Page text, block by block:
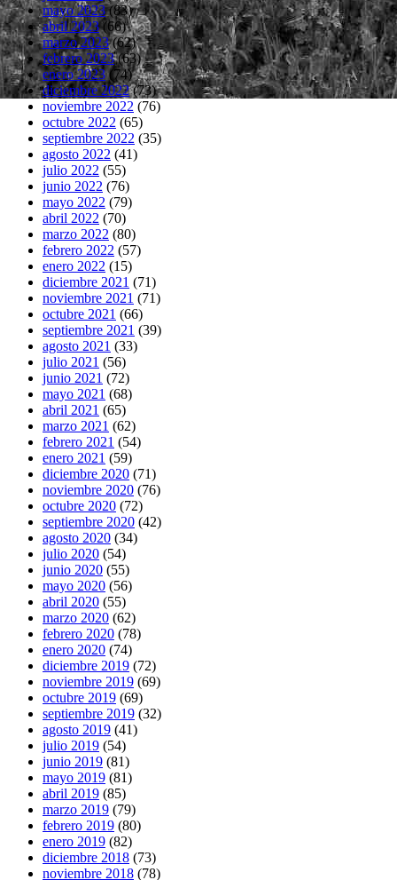
mayo 2023(83)
abril 2023(66)
marzo 2023(62)
febrero 2023(63)
enero 2023(74)
diciembre 2022(73)
noviembre 2022 (76)
octubre 2022 (65)
septiembre 2022 (35)
agosto 2022 (41)
julio 2022 (55)
junio 2022 (76)
mayo 2022 (79)
abril 2022 (70)
marzo 2022 (80)
febrero 2022 (57)
enero 2022 (15)
diciembre 2021 (71)
noviembre 2021 (71)
octubre 2021 (66)
septiembre 2021 (39)
agosto 2021 (33)
julio 2021 (56)
junio 2021 (72)
mayo 2021 (68)
abril 2021 (65)
marzo 2021 (62)
febrero 2021 (54)
enero 2021 (59)
diciembre 2020 (71)
noviembre 2020 (76)
octubre 2020 (72)
septiembre 2020 (42)
agosto 2020 (34)
julio 2020 (54)
junio 2020 (55)
mayo 2020 (56)
abril 2020 (55)
marzo 2020 (62)
febrero 2020 (78)
enero 2020 (74)
diciembre 2019 (72)
noviembre 2019 (69)
octubre 2019 (69)
septiembre 2019 (32)
agosto 2019 (41)
julio 2019 (54)
junio 2019 (81)
mayo 2019 (81)
abril 2019 (85)
marzo 2019 (79)
febrero 2019 (80)
enero 2019 (82)
diciembre 2018 (73)
noviembre 2018 (78)